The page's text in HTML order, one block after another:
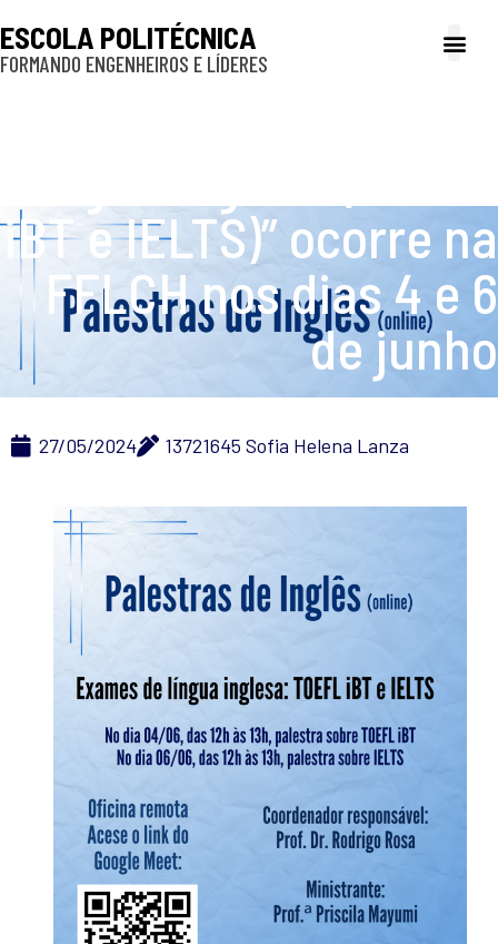
ESCOLA POLITÉCNICA
FORMANDO ENGENHEIROS E LÍDERES
iBT e IELTS)” ocorre na
FFLCH nos dias 4 e 6
de junho
27/05/2024 13721645 Sofia Helena Lanza